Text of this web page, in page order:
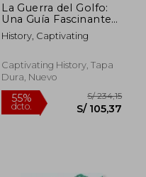
La Guerra del Golfo:
Una Guía Fascinante
Sobre la Guerra del
Golfo Pérsico Dirigida
Contra Irak por su
Invasión y Anexió
History, Captivating
Captivating History, Tapa
Dura, Nuevo